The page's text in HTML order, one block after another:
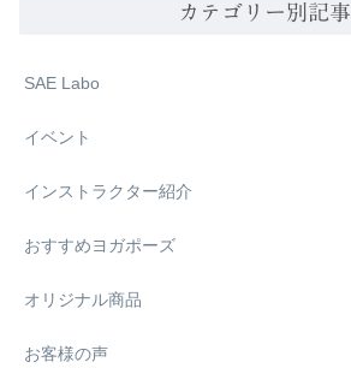
カテゴリー別記事
SAE Labo
イベント
インストラクター紹介
おすすめヨガポーズ
オリジナル商品
お客様の声